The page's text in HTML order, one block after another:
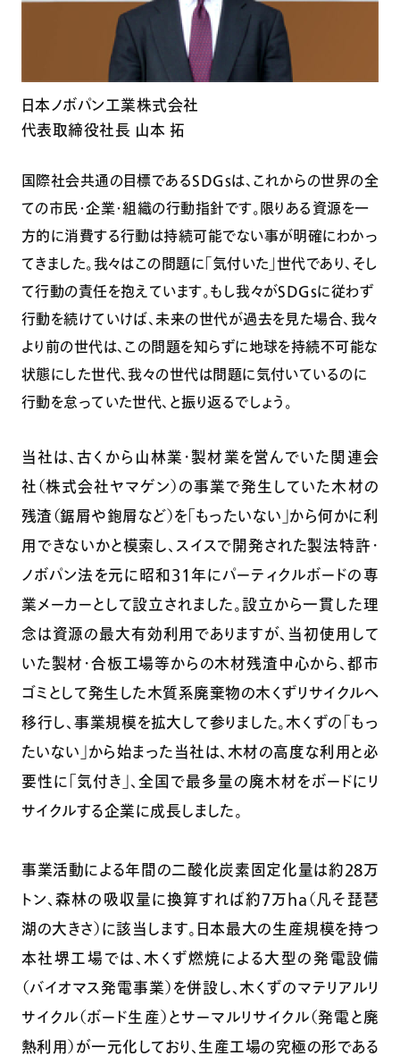
日本ノボパン工業株式会社
代表取締役社長 山本 拓
国際社会共通の目標であるSDGsは、これからの世界の全
ての市民・企業・組織の行動指針です。限りある資源を一
方的に消費する行動は持続可能でない事が明確にわかっ
てきました。我々はこの問題に「気付いた」世代であり、そし
て行動の責任を抱えています。もし我々がSDGｓに従わず
行動を続けていけば、未来の世代が過去を見た場合、我々
より前の世代は、この問題を知らずに地球を持続不可能な
状態にした世代、我々の世代は問題に気付いているのに
行動を怠っていた世代、と振り返るでしょう。
当社は、古くから山林業・製材業を営んでいた関連会
社（株式会社ヤマゲン）の事業で発生していた木材の
残渣（鋸屑や鉋屑など）を「もったいない」から何かに利
用できないかと模索し、スイスで開発された製法特許・
ノボパン法を元に昭和31年にパーティクルボードの専
業メーカーとして設立されました。設立から一貫した理
念は資源の最大有効利用でありますが、当初使用して
いた製材・合板工場等からの木材残渣中心から、都市
ゴミとして発生した木質系廃棄物の木くずリサイクルへ
移行し、事業規模を拡大して参りました。木くずの「もっ
たいない」から始まった当社は、木材の高度な利用と必
要性に「気付き」、全国で最多量の廃木材をボードにリ
サイクルする企業に成長しました。
事業活動による年間の二酸化炭素固定化量は約28万
トン、森林の吸収量に換算すれば約７万ｈａ（凡そ琵琶
湖の大きさ）に該当します。日本最大の生産規模を持つ
本社堺工場では、木くず燃焼による大型の発電設備
（バイオマス発電事業）を併設し、木くずのマテリアルリ
サイクル（ボード生産）とサーマルリサイクル（発電と廃
熱利用）が一元化しており、生産工場の究極の形である